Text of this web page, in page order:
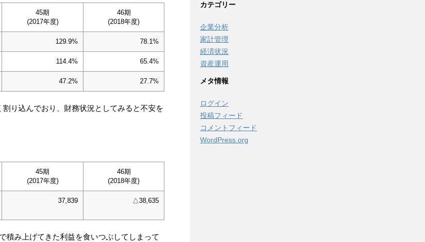
45期
(2017年度)
46期
(2018年度)
129.9% 78.1%
114.4% 65.4%
47.2% 27.7%
り込んでおり、財務状況としてみると不安を
45期
(2017年度)
46期
(2018年度)
37,839 △38,635
積み上げてきた利益を食いつぶしてしまって
カテゴリー
企業分析
家計管理
経済状況
資産運用
メタ情報
ログイン
投稿フィード
コメントフィード
WordPress.org